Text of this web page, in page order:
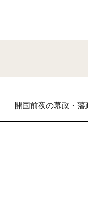
開国前夜の幕政・藩